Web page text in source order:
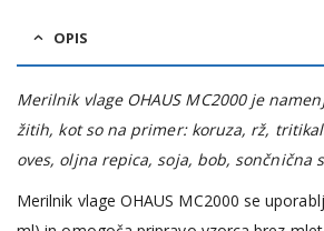
OPIS
Merilnik vlage OHAUS MC2000 je
žitih, kot so na primer: koruza, rž,
oves, oljna repica, soja, bob, sončnična
Merilnik vlage OHAUS MC2000 se